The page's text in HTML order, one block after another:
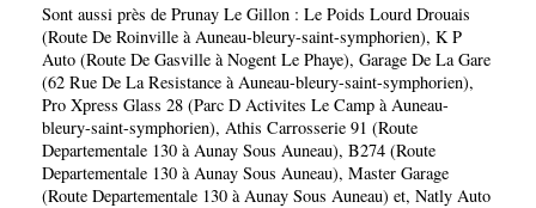
Sont aussi près de Prunay Le Gillon : Le Poids Lourd Drouais
(Route De Roinville à Auneau-bleury-saint-symphorien), K P
Auto (Route De Gasville à Nogent Le Phaye), Garage De La Gare
(62 Rue De La Resistance à Auneau-bleury-saint-symphorien),
Pro Xpress Glass 28 (Parc D Activites Le Camp à Auneau-
bleury-saint-symphorien), Athis Carrosserie 91 (Route
Departementale 130 à Aunay Sous Auneau), B274 (Route
Departementale 130 à Aunay Sous Auneau), Master Garage
(Route Departementale 130 à Aunay Sous Auneau) et, Natly Auto